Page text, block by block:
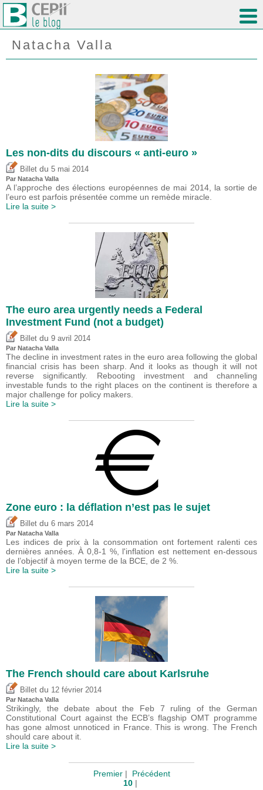
Natacha Valla
Les non-dits du discours « anti-euro »
Billet du 5 mai 2014
Par Natacha Valla
A l’approche des élections européennes de mai 2014, la sortie de
l’euro est parfois présentée comme un remède miracle.
Lire la suite >
The euro area urgently needs a Federal
Investment Fund (not a budget)
Billet du 9 avril 2014
Par Natacha Valla
The decline in investment rates in the euro area following the global
financial crisis has been sharp. And it looks as though it will not
reverse significantly. Rebooting investment and channeling
investable funds to the right places on the continent is therefore a
major challenge for policy makers.
Lire la suite >
Zone euro : la déflation n’est pas le sujet
Billet du 6 mars 2014
Par Natacha Valla
Les indices de prix à la consommation ont fortement ralenti ces
dernières années. À 0,8-1 %, l'inflation est nettement en-dessous
de l’objectif à moyen terme de la BCE, de 2 %.
Lire la suite >
The French should care about Karlsruhe
Billet du 12 février 2014
Par Natacha Valla
Strikingly, the debate about the Feb 7 ruling of the German
Constitutional Court against the ECB’s flagship OMT programme
has gone almost unnoticed in France. This is wrong. The French
should care about it.
Lire la suite >
Premier| Précédent
10 |